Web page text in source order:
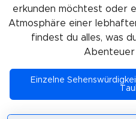
erkunden möchtest oder
Atmosphäre einer
findest du alles, was
Einzelne